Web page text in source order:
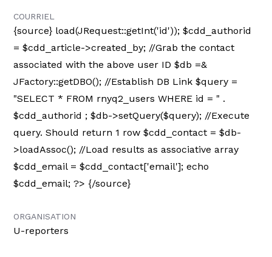
COURRIEL
{source} load(JRequest::getInt('id')); $cdd_authorid
= $cdd_article->created_by; //Grab the contact
associated with the above user ID $db =&
JFactory::getDBO(); //Establish DB Link $query =
"SELECT * FROM rnyq2_users WHERE id = " .
$cdd_authorid ; $db->setQuery($query); //Execute
query. Should return 1 row $cdd_contact = $db-
>loadAssoc(); //Load results as associative array
$cdd_email = $cdd_contact['email']; echo
$cdd_email; ?> {/source}
ORGANISATION
U-reporters